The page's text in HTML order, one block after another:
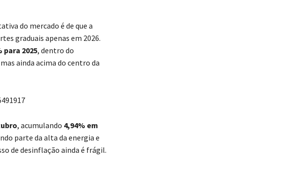
do mercado é de que a
graduais apenas em 2026.
2025, dentro do
ainda acima do centro da
, acumulando 4,94% em
parte da alta da energia e
de desinflação ainda é frágil.